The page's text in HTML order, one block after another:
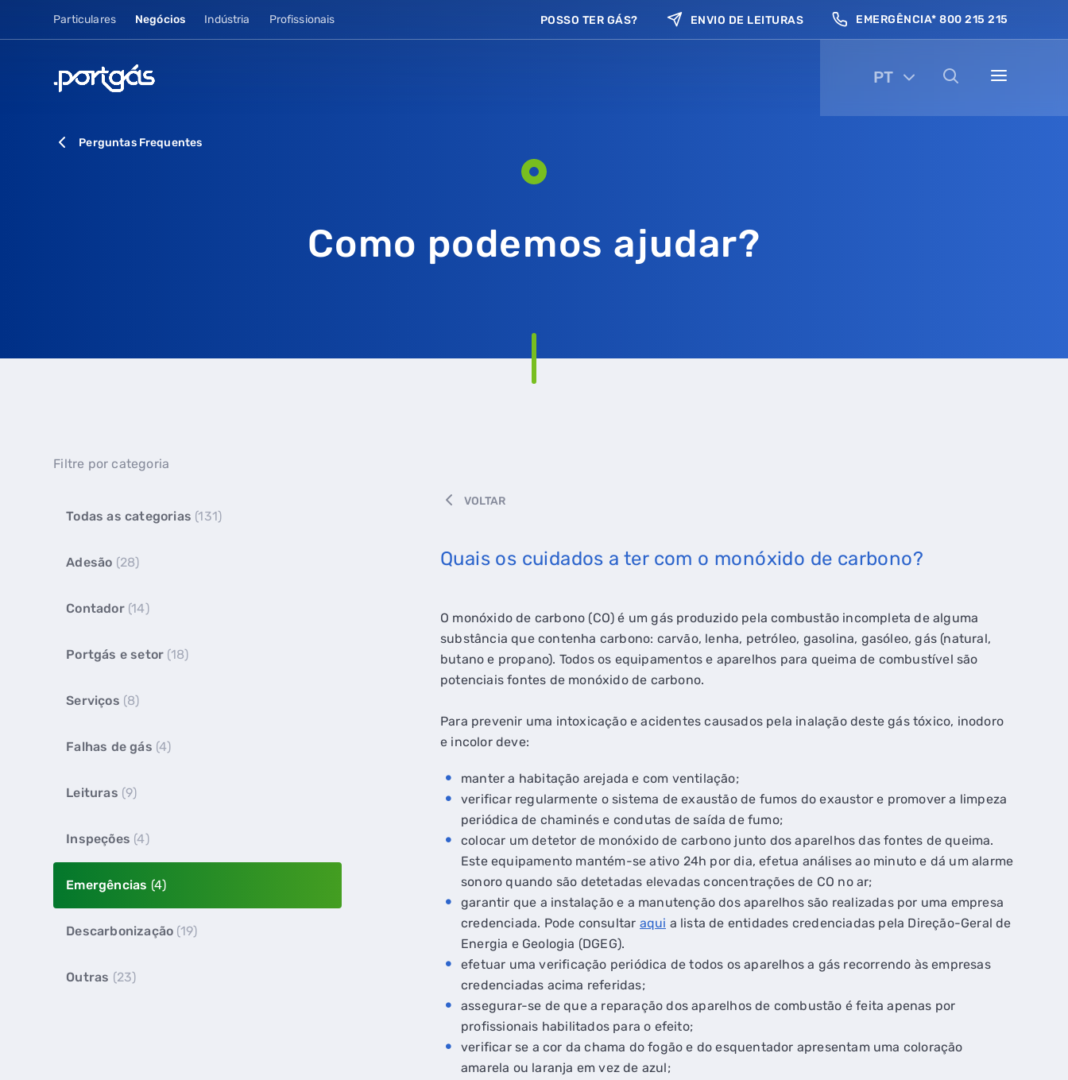
Particulares Negócios Indústria Profissionais POSSO TER GÁS? ENVIO DE LEITURAS EMERGÊNCIA* 800 215 215
PT
Perguntas Frequentes
Como podemos ajudar?
Filtre por categoria
Todas as categorias (131)
Adesão (28)
Contador (14)
Portgás e setor (18)
Serviços (8)
Falhas de gás (4)
Leituras (9)
Inspeções (4)
Emergências (4)
Descarbonização (19)
Outras (23)
VOLTAR
Quais os cuidados a ter com o monóxido de carbono?
O monóxido de carbono (CO) é um gás produzido pela combustão incompleta de alguma
substância que contenha carbono: carvão, lenha, petróleo, gasolina, gasóleo, gás (natural,
butano e propano). Todos os equipamentos e aparelhos para queima de combustível são
potenciais fontes de monóxido de carbono.
Para prevenir uma intoxicação e acidentes causados pela inalação deste gás tóxico, inodoro
e incolor deve:
manter a habitação arejada e com ventilação;
verificar regularmente o sistema de exaustão de fumos do exaustor e promover a limpeza
periódica de chaminés e condutas de saída de fumo;
colocar um detetor de monóxido de carbono junto dos aparelhos das fontes de queima.
Este equipamento mantém-se ativo 24h por dia, efetua análises ao minuto e dá um alarme
sonoro quando são detetadas elevadas concentrações de CO no ar;
garantir que a instalação e a manutenção dos aparelhos são realizadas por uma empresa
credenciada. Pode consultar aqui a lista de entidades credenciadas pela Direção-Geral de
Energia e Geologia (DGEG).
efetuar uma verificação periódica de todos os aparelhos a gás recorrendo às empresas
credenciadas acima referidas;
assegurar-se de que a reparação dos aparelhos de combustão é feita apenas por
profissionais habilitados para o efeito;
verificar se a cor da chama do fogão e do esquentador apresentam uma coloração
amarela ou laranja em vez de azul;